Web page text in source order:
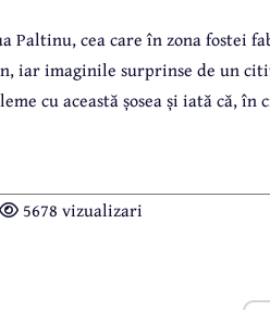
Paltinu, cea care în zona fostei
iar imaginile surprinse de un
cu această șosea și iată că,
5678 vizualizari